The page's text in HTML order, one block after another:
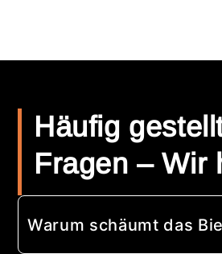
Häufig
Fragen – Wir
Warum schäumt das